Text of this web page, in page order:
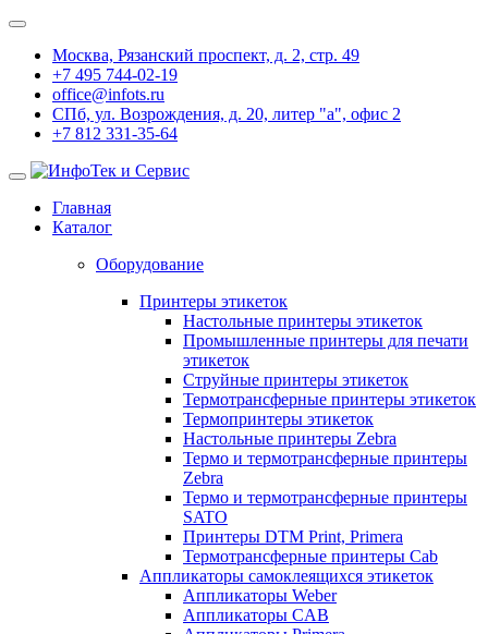
Москва, Рязанский проспект, д. 2, стр. 49
+7 495 744-02-19
office@infots.ru
СПб, ул. Возрождения, д. 20, литер "a", офис 2
+7 812 331-35-64
Главная
Каталог
Оборудование
Принтеры этикеток
Настольные принтеры этикеток
Промышленные принтеры для печати
этикеток
Струйные принтеры этикеток
Термотрансферные принтеры этикеток
Термопринтеры этикеток
Настольные принтеры Zebra
Термо и термотрансферные принтеры
Zebra
Термо и термотрансферные принтеры
SATO
Принтеры DTM Print, Primera
Термотрансферные принтеры Cab
Аппликаторы самоклеящихся этикеток
Аппликаторы Weber
Аппликаторы CAB